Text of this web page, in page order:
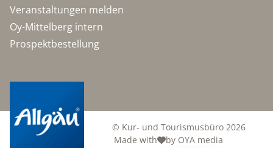
Veranstaltungen melden
Oy-Mittelberg intern
Prospektbestellung
© Kur- und Tourismusbüro 2026
Made with
by OYA media